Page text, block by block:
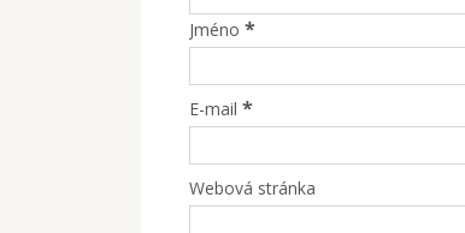
Jméno *
E-mail *
Webová stránka